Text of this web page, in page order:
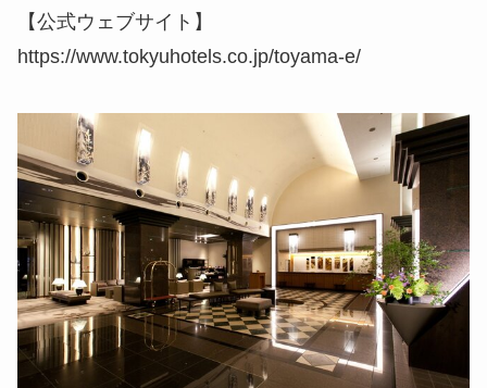
【公式ウェブサイト】
https://www.tokyuhotels.co.jp/toyama-e/